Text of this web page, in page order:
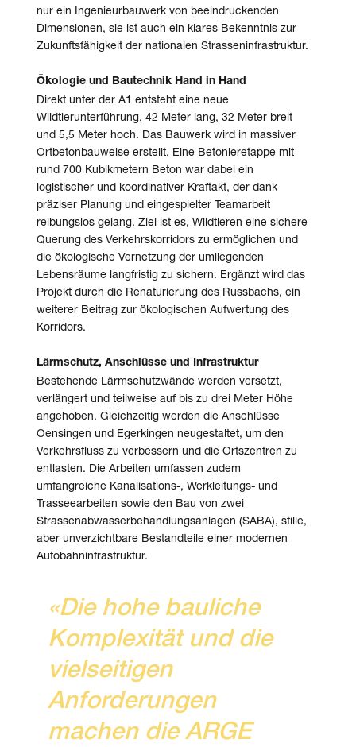
nur ein Ingenieur­bauwerk von beeindruckenden
Dimensionen, sie ist auch ein klares Bekenntnis zur
Zukunftsfähigkeit der nationalen Strasseninfrastruktur.
Ökologie und Bautechnik Hand in Hand
Direkt unter der A1 entsteht eine neue
Wildtierunterführung, 42 Meter lang, 32 Meter breit
und 5,5 Meter hoch. Das Bauwerk wird in massiver
Ort­beton­bauweise erstellt. Eine Betonieretappe mit
rund 700 Kubikmetern Beton war dabei ein
logistischer und koordinativer Kraftakt, der dank
präziser Planung und eingespielter Team­arbeit
reibungs­los gelang. Ziel ist es, Wildtieren eine sichere
Querung des Verkehrskorridors zu ermöglichen und
die ökologische Vernetzung der umliegenden
Lebensräume langfristig zu sichern. Ergänzt wird das
Projekt durch die Renaturierung des Russbachs, ein
weiterer Beitrag zur ökologischen Aufwertung des
Korridors.
Lärmschutz, Anschlüsse und Infrastruktur
Bestehende Lärmschutzwände werden versetzt,
verlängert und teilweise auf bis zu drei Meter Höhe
angehoben. Gleichzeitig werden die Anschlüsse
Oensingen und Egerkingen neugestaltet, um den
Verkehrsfluss zu verbessern und die Orts­zentren zu
entlasten. Die Arbeiten umfassen zudem
umfangreiche Kanalisations-, Werkleitungs- und
Trasseearbeiten sowie den Bau von zwei
Strassenabwasserbehandlungsanlagen (SABA), stille,
aber unverzichtbare Bestandteile einer modernen
Autobahninfrastruktur.
«Die hohe bauliche
Komplexität und die
vielseitigen
Anforderungen
machen die ARGE